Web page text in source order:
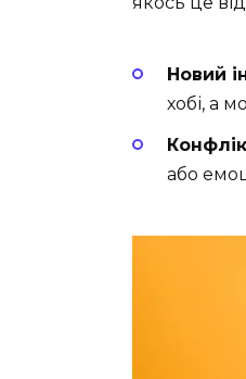
Новий
хобі, а
або